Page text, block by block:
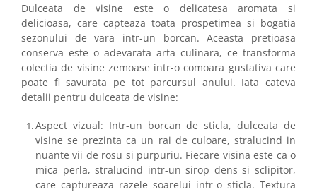
Dulceata de visine este o delicatesa aromata si
delicioasa, care capteaza toata prospetimea si bogatia
sezonului de vara intr-un borcan. Aceasta pretioasa
conserva este o adevarata arta culinara, ce transforma
colectia de visine zemoase intr-o comoara gustativa care
poate fi savurata pe tot parcursul anului. Iata cateva
detalii pentru dulceata de visine:
Aspect vizual: Intr-un borcan de sticla, dulceata de
visine se prezinta ca un rai de culoare, stralucind in
nuante vii de rosu si purpuriu. Fiecare visina este ca o
mica perla, stralucind intr-un sirop dens si sclipitor,
care captureaza razele soarelui intr-o sticla. Textura